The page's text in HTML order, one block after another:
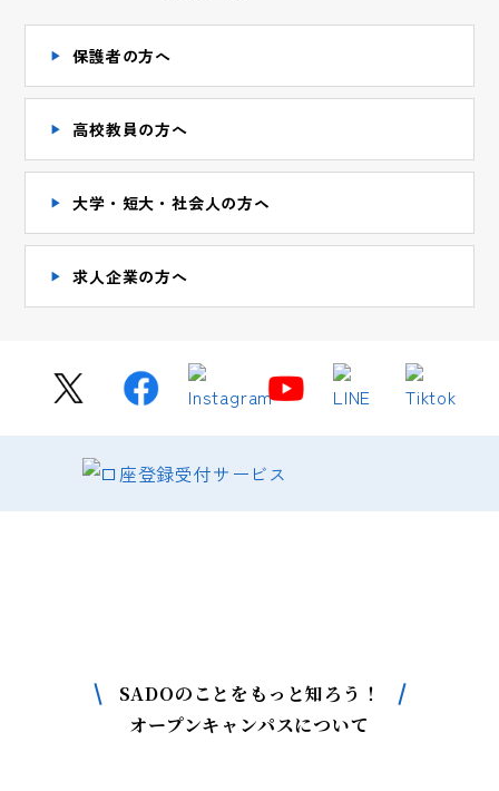
保護者の方へ
高校教員の方へ
大学・短大・社会人の方ヘ
求人企業の方へ
SADOのことをもっと知ろう！
オープンキャンパスについて